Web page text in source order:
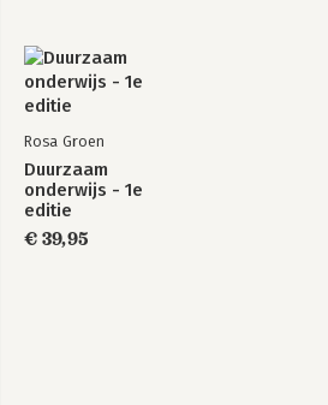
Rosa Groen
Duurzaam
onderwijs - 1e
editie
€ 39,95